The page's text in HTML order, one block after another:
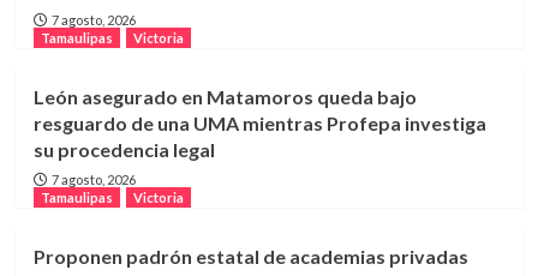
7 agosto, 2026
Tamaulipas
Victoria
León asegurado en Matamoros queda bajo
resguardo de una UMA mientras Profepa investiga
su procedencia legal
7 agosto, 2026
Tamaulipas
Victoria
Proponen padrón estatal de academias privadas